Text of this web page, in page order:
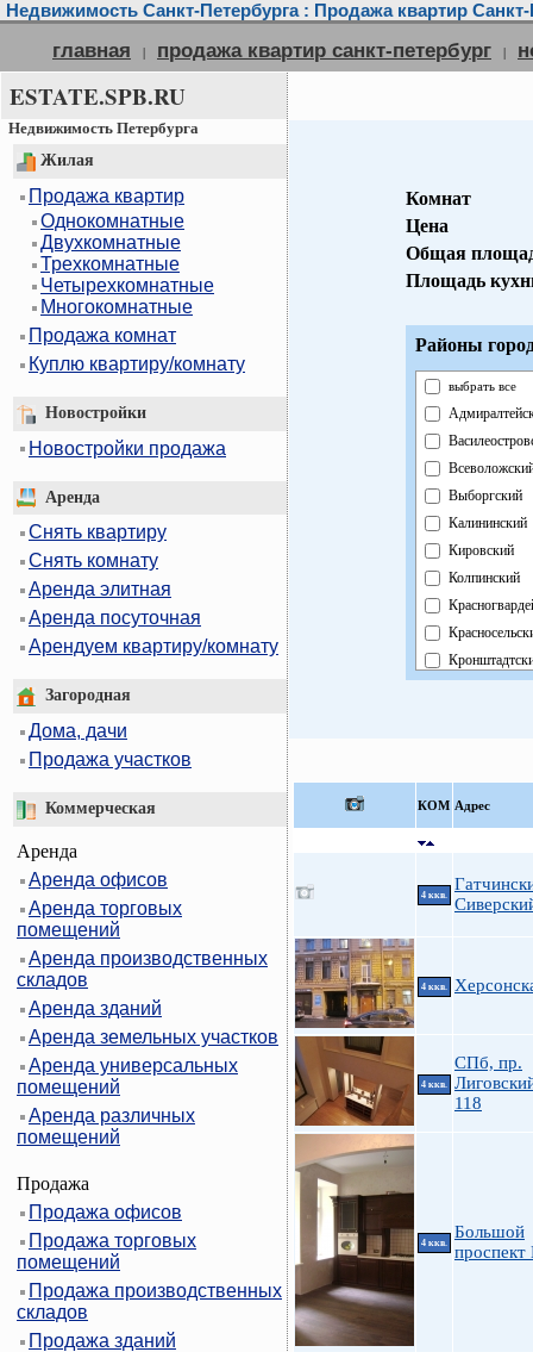
Недвижимость Санкт-Петербурга : Продажа квартир Санкт-
главная | продажа квартир санкт-петербург |
ESTATE.SPB.RU
Недвижимость Петербурга
Жилая
Продажа квартир
Однокомнатные
Двухкомнатные
Трехкомнатные
Четырехкомнатные
Многокомнатные
Продажа комнат
Куплю квартиру/комнату
Новостройки
Новостройки продажа
Аренда
Снять квартиру
Снять комнату
Аренда элитная
Аренда посуточная
Арендуем квартиру/комнату
Загородная
Дома, дачи
Продажа участков
Коммерческая
Аренда
Аренда офисов
Аренда торговых
помещений
Аренда производственных
складов
Аренда зданий
Аренда земельных участков
Аренда универсальных
помещений
Аренда различных
помещений
Продажа
Продажа офисов
Продажа торговых
помещений
Продажа производственных
складов
Продажа зданий
Комнат
Цена
Общая
Площадь
Районы
выбрать все
Выборгский
Калининский
Кировский
Колпинский
Павловский
Приморский
Пушкинский
КOМ Адрес
4 ккв.
4 ккв.
4 ккв.
СПб, пр.
118
4 ккв.
Большой